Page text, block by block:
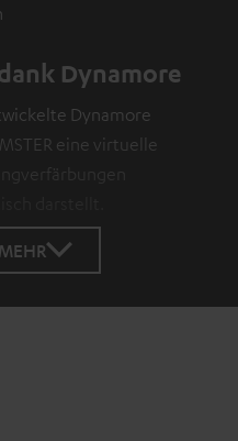
Dynamore
Dynamore
eine virtuelle